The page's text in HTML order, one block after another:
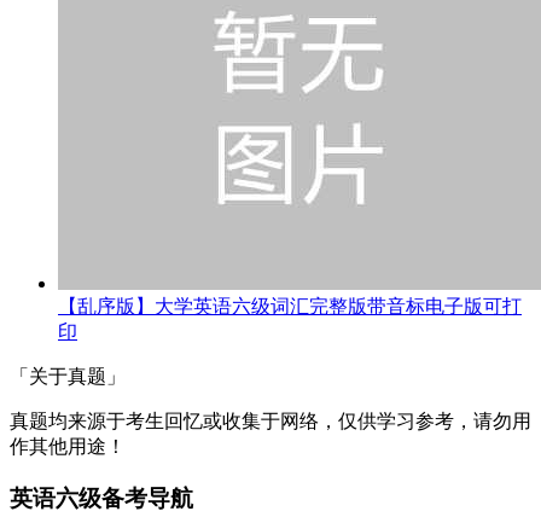
【乱序版】大学英语六级词汇完整版带音标电子版可打
印
「关于真题」
真题均来源于考生回忆或收集于网络，仅供学习参考，请勿用
作其他用途！
英语六级备考导航